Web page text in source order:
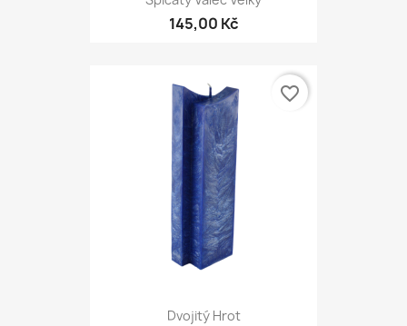
145,00 Kč
Dvojitý Hrot
favorite_border